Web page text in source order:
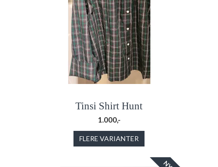
Tinsi Shirt Hunt
1.000,-
FLERE VARIANTER